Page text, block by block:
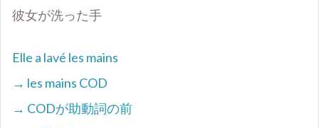
彼女が洗った手
Elle a lavé les mains
→ les mains COD
→ CODが助動詞の前